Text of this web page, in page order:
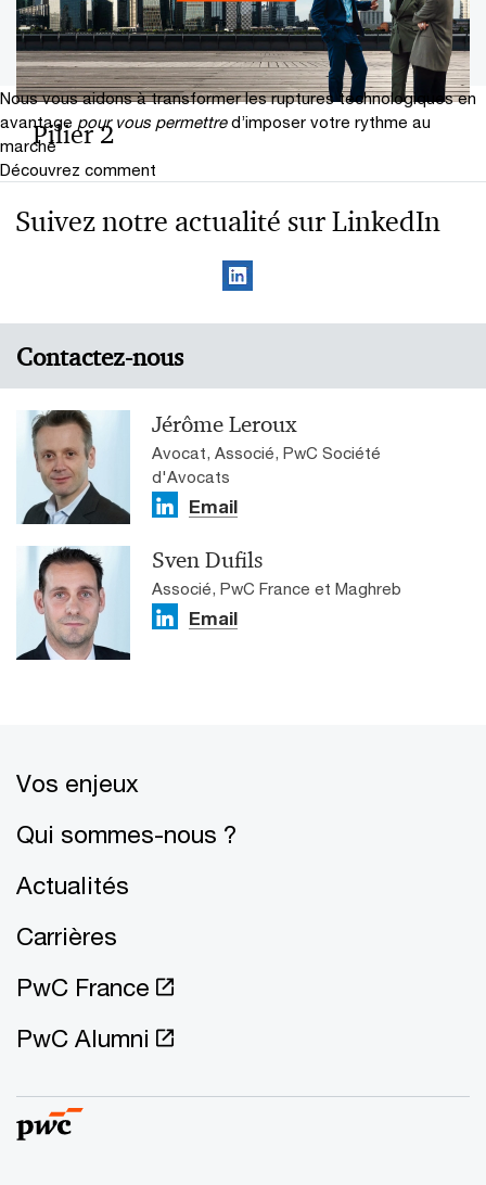
Pilier 2
Nous vous aidons à transformer les ruptures technologiques en
avantage pour vous permettre d’imposer votre rythme au
marché
Découvrez comment
Suivez notre actualité sur LinkedIn
Contactez-nous
Jérôme Leroux
Avocat, Associé, PwC Société
d'Avocats
Email
Sven Dufils
Associé, PwC France et Maghreb
Email
Vos enjeux
Qui sommes-nous ?
Actualités
Carrières
PwC France
PwC Alumni